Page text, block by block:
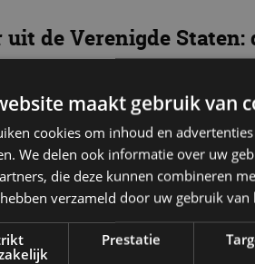
de Verenigde
in Nederland beter
naar een
verandering heeft
carrosserie heeft, vond SSC
maakt gebruik van
cookies om inhoud en
We delen ook informatie over uw
die deze kunnen combineren
verzameld door uw gebruik van
Prestatie